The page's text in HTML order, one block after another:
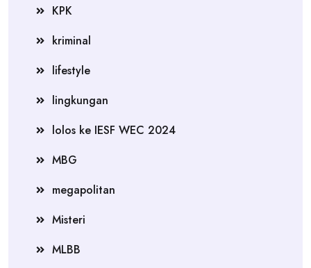
KPK
kriminal
lifestyle
lingkungan
lolos ke IESF WEC 2024
MBG
megapolitan
Misteri
MLBB